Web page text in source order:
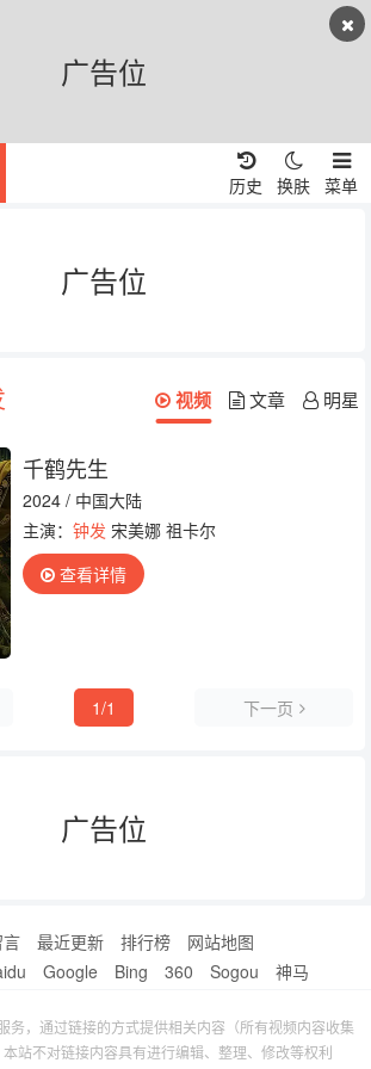
广告位
菜单
换肤
历史
广告位
视频 文章 明星
千鹤先生
2024 / 中国大陆
主演： 钟发 宋美娜 祖卡尔
查看详情
1/1 下一页
广告位
最近更新 排行榜
网站地图
Google Bing 360 Sogou 神马
务，通过链接的方式提供相关内容（所有视频内容收集
站不对链接内容具有进行编辑、整理、修改等权利